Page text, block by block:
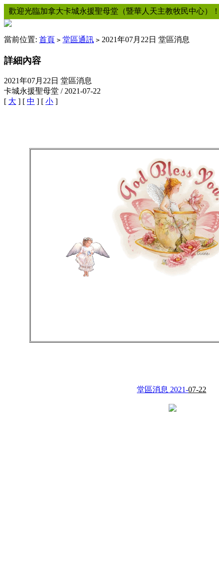
歡迎光臨加拿大卡城永援聖母堂（暨華人天主教牧民中心）
當前位置: 首頁 > 堂區通訊 > 2021年07月22日 堂區消息
詳細內容
2021年07月22日 堂區消息
卡城永援聖母堂 / 2021-07-22
[ 大 ] [ 中 ] [ 小 ]
堂區消息 2021-07-22